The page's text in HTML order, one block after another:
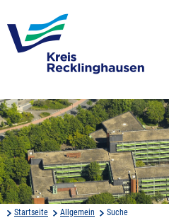
Startseite Allgemein Suche